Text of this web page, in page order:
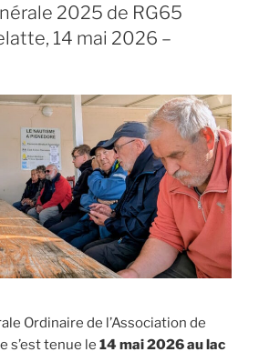
2025 de RG65
14 mai 2026 –
Ordinaire de l’Association de
s’est tenue le 14 mai 2026 au lac